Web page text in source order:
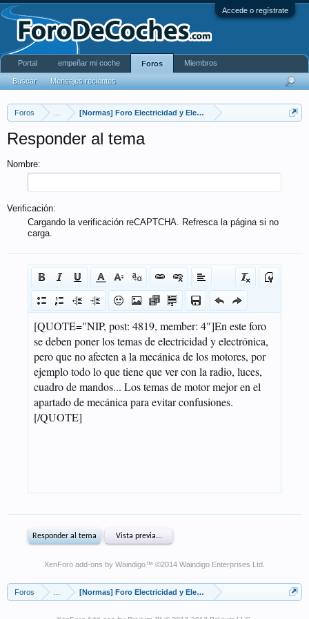
Accede o regístrate
Foros [Normas] Foro Electricidad y Electronica
Responder al tema
Nombre:
Verificación:
Cargando la verificación reCAPTCHA. Refresca la página si no
carga.
XenForo add-ons by Waindigo™ ©2014 Waindigo Enterprises Ltd
Foros [Normas] Foro Electricidad y Electronica
Portal empeñar mi coche Foros
Buscar Mensajes recientes
Miembros